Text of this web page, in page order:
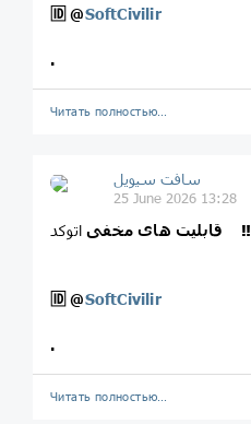
🆔@SoftCivilir
.
Читать полностью…
سافت سیویل
25 June 2026 13:28
قابلیت های مخفی ‼️
🆔@SoftCivilir
.
Читать полностью…